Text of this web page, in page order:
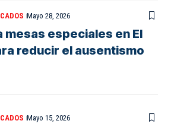
Mayo 28, 2026
mesas especiales en El
reducir el ausentismo
Mayo 15, 2026